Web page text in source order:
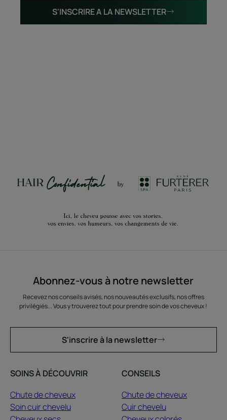
S'INSCRIRE A LA NEWSLETTER
Abonnez-vous à notre newsletter
Recevez nos conseils avisés, nos nouveautés exclusifs, nos offres
privilégiés... Vous y trouverez tout pour prendre soin de vos cheveux !
S'inscrire à la newsletter
SOINS À DÉCOUVRIR
Chute de cheveux
Soin cuir chevelu
CONSEILS
Chute de cheveux
Cuir chevelu